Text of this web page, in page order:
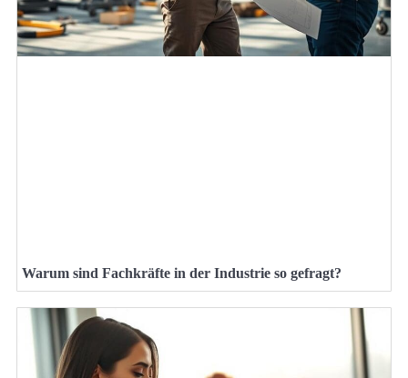
Warum sind Fachkräfte in der Industrie so gefragt?